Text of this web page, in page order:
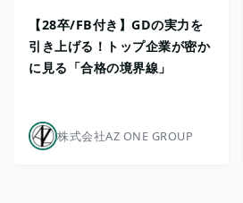
【28卒/FB付き】GDの実力を
引き上げる！トップ企業が密か
に見る「合格の境界線」
株式会社AZ ONE GROUP